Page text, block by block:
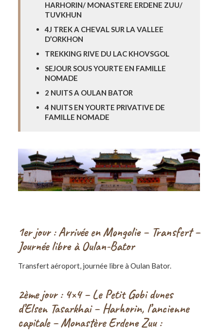
HARHORIN/ MONASTERE ERDENE ZUU/
TUVKHUN
4J TREK A CHEVAL SUR LA VALLEE
D’ORKHON
TREKKING RIVE DU LAC KHOVSGOL
SEJOUR SOUS YOURTE EN FAMILLE
NOMADE
2 NUITS A OULAN BATOR
4 NUITS EN YOURTE PRIVATIVE DE
FAMILLE NOMADE
1er jour :Arrivée en Mongolie – Transfert –
Journée libre à Oulan-Bator
Transfert aéroport, journée libre à Oulan Bator.
2ème jour : 4×4 – Le Petit Gobi dunes
d’Elsen Tasarkhai – Harhorin, l’ancienne
capitale – Monastère Erdene Zuu :